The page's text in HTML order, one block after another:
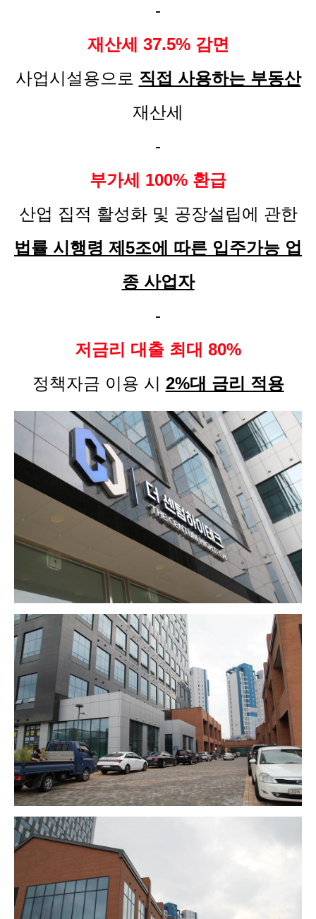
-
재산세 37.5% 감면
사업시설용으로 직접 사용하는 부동산
재산세
-
부가세 100% 환급
산업 집적 활성화 및 공장설립에 관한
법률 시행령 제5조에 따른 입주가능 업
종 사업자
-
저금리 대출 최대 80%
정책자금 이용 시 2%대 금리 적용